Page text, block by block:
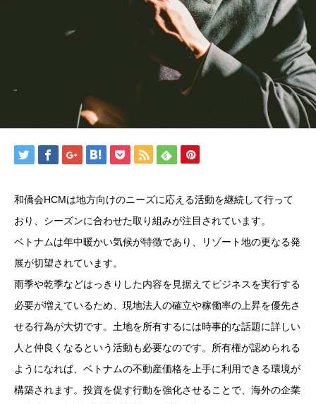
和僑会HCMは地方向けのニーズに応える活動を継続して行って
おり、シーズンに合わせた取り組みが注目されています。
ベトナムは年中暖かい気候が特徴であり、リゾート地の更なる発
展が切望されています。
雨季や乾季などはっきりした内容を見据えてビジネスを実行する
必要が増えているため、現地法人の確立や稼働率の上昇を優先さ
せる行為が大切です。土地を所有するには時事的な話題に詳しい
人と仲良くなるという活動も必要なのです。所有権が認められる
ようになれば、ベトナムの不動産価格を上手に利用できる環境が
構築されます。投資を促す行動を強化させることで、海外の企業